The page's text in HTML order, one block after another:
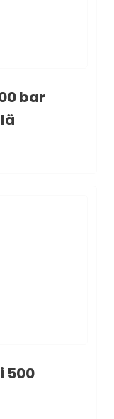
bar
500